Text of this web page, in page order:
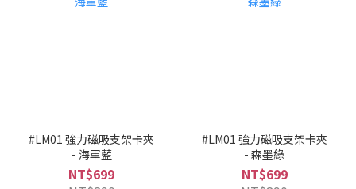
#LM01 強力磁吸支架卡夾
- 海軍藍
NT$699
#LM01 強力磁吸支架卡夾
- 森墨綠
NT$699